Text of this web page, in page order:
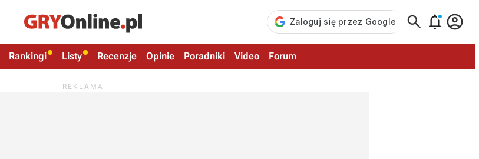
  
Rankingi Listy Recenzje Opinie Poradniki Video Forum